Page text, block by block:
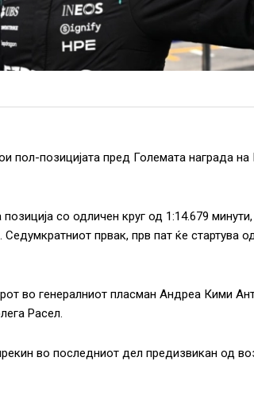
пол-позицијата пред Големата награда на
со одличен круг од 1:14.679
првак, прв пат ќе стартува
во генералниот пласман Андреа Кими
Расел.
во последниот дел предизвикан од